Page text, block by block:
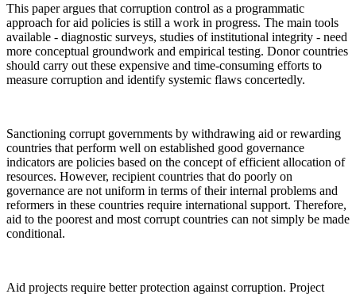
This paper argues that corruption control as a programmatic
approach for aid policies is still a work in progress. The main tools
available - diagnostic surveys, studies of institutional integrity - need
more conceptual groundwork and empirical testing. Donor countries
should carry out these expensive and time-consuming efforts to
measure corruption and identify systemic flaws concertedly.
Sanctioning corrupt governments by withdrawing aid or rewarding
countries that perform well on established good governance
indicators are policies based on the concept of efficient allocation of
resources. However, recipient countries that do poorly on
governance are not uniform in terms of their internal problems and
reformers in these countries require international support. Therefore,
aid to the poorest and most corrupt countries can not simply be made
conditional.
Aid projects require better protection against corruption. Project